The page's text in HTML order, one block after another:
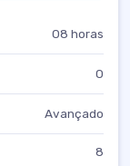
08 horas
0
Avançado
8